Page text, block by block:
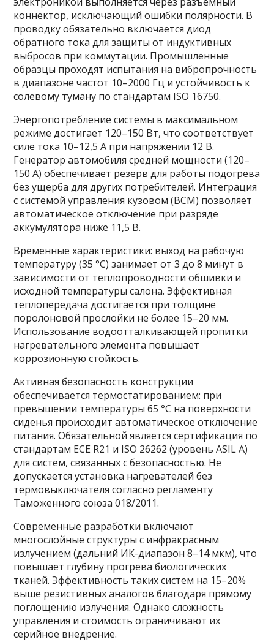
коннектор, исключающий ошибки полярности. В
проводку обязательно включается диод
обратного тока для защиты от индуктивных
выбросов при коммутации. Промышленные
образцы проходят испытания на вибропрочность
в диапазоне частот 10–2000 Гц и устойчивость к
солевому туману по стандартам ISO 16750.
Энергопотребление системы в максимальном
режиме достигает 120–150 Вт, что соответствует
силе тока 10–12,5 А при напряжении 12 В.
Генератор автомобиля средней мощности (120–
150 А) обеспечивает резерв для работы подогрева
без ущерба для других потребителей. Интеграция
с системой управления кузовом (BCM) позволяет
автоматическое отключение при разряде
аккумулятора ниже 11,5 В.
Временные характеристики: выход на рабочую
температуру (35 °C) занимает от 3 до 8 минут в
зависимости от теплопроводности обшивки и
исходной температуры салона. Эффективная
теплопередача достигается при толщине
поролоновой прослойки не более 15–20 мм.
Использование водоотталкивающей пропитки
нагревательного элемента повышает
коррозионную стойкость.
Активная безопасность конструкции
обеспечивается термостатированием: при
превышении температуры 65 °C на поверхности
сиденья происходит автоматическое отключение
питания. Обязательной является сертификация по
стандартам ECE R21 и ISO 26262 (уровень ASIL A)
для систем, связанных с безопасностью. Не
допускается установка нагревателей без
термовыключателя согласно регламенту
Таможенного союза 018/2011.
Современные разработки включают
многослойные структуры с инфракрасным
излучением (дальний ИК-диапазон 8–14 мкм), что
повышает глубину прогрева биологических
тканей. Эффективность таких систем на 15–20%
выше резистивных аналогов благодаря прямому
поглощению излучения. Однако сложность
управления и стоимость ограничивают их
серийное внедрение.